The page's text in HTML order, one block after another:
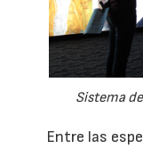
Sistema
Entre las